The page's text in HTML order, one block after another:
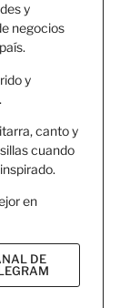
y
negocios
y
canto y
cuando
en
DE